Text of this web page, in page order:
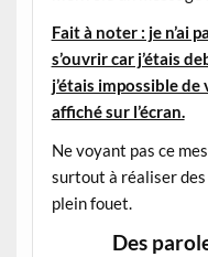
Fait à noter : je n’ai
s’ouvrir car j’étais
j’étais impossible
affiché sur l’écran.
Ne voyant pas ce
surtout à réaliser
plein fouet.
Des